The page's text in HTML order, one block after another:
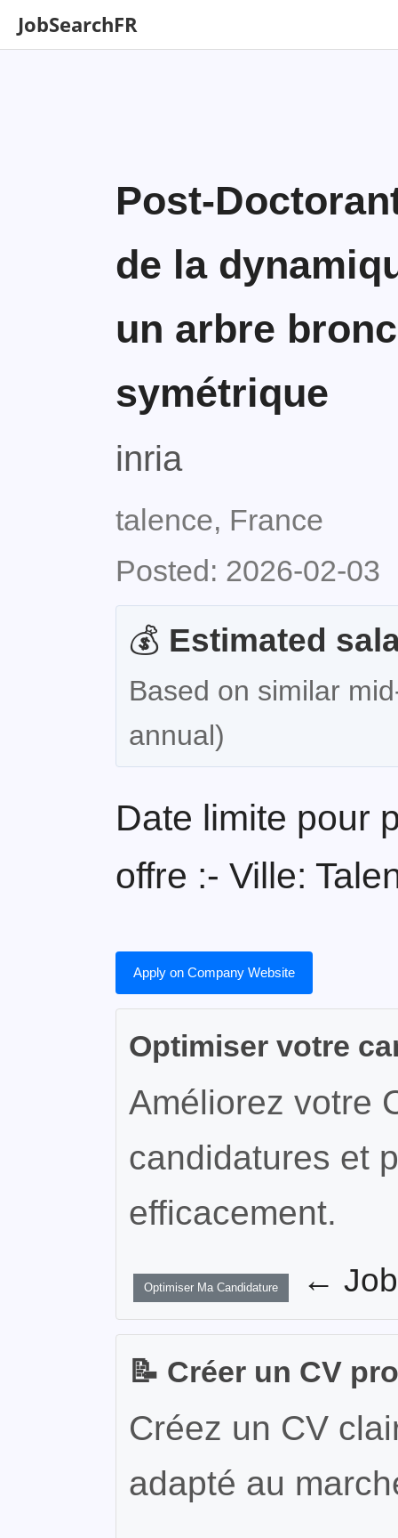
JobSearchFR
Post-
de la
un arbre
symétrique
inria
talence, France
Posted: 2026-02-03
💰 Estimated
Based on similar
annual)
Date limite pour
offre :- Ville:
Apply on Company Website
Optimiser votre
Améliorez votre
candidatures et
efficacement.
Optimiser Ma Candidature ←
📝 Créer un CV
Créez un CV
adapté au